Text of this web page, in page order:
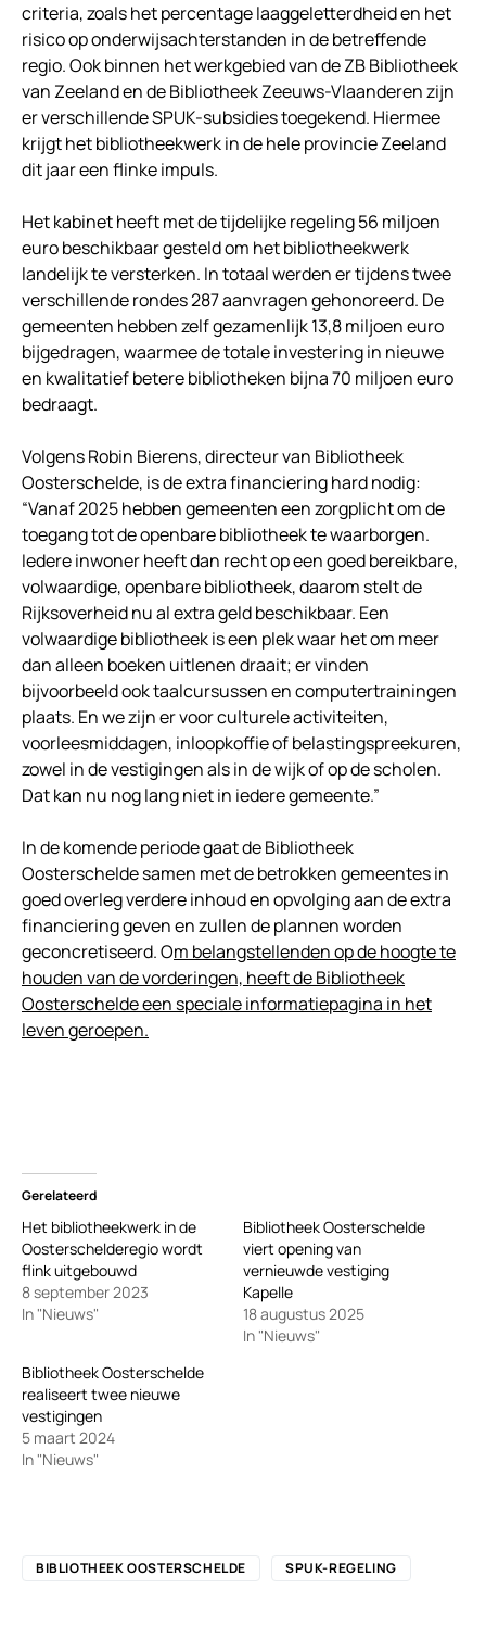
criteria, zoals het percentage laaggeletterdheid en het
risico op onderwijsachterstanden in de betreffende
regio. Ook binnen het werkgebied van de ZB Bibliotheek
van Zeeland en de Bibliotheek Zeeuws-Vlaanderen zijn
er verschillende SPUK-subsidies toegekend. Hiermee
krijgt het bibliotheekwerk in de hele provincie Zeeland
dit jaar een flinke impuls.
Het kabinet heeft met de tijdelijke regeling 56 miljoen
euro beschikbaar gesteld om het bibliotheekwerk
landelijk te versterken. In totaal werden er tijdens twee
verschillende rondes 287 aanvragen gehonoreerd. De
gemeenten hebben zelf gezamenlijk 13,8 miljoen euro
bijgedragen, waarmee de totale investering in nieuwe
en kwalitatief betere bibliotheken bijna 70 miljoen euro
bedraagt.
Volgens Robin Bierens, directeur van Bibliotheek
Oosterschelde, is de extra financiering hard nodig:
“Vanaf 2025 hebben gemeenten een zorgplicht om de
toegang tot de openbare bibliotheek te waarborgen.
Iedere inwoner heeft dan recht op een goed bereikbare,
volwaardige, openbare bibliotheek, daarom stelt de
Rijksoverheid nu al extra geld beschikbaar. Een
volwaardige bibliotheek is een plek waar het om meer
dan alleen boeken uitlenen draait; er vinden
bijvoorbeeld ook taalcursussen en computertrainingen
plaats. En we zijn er voor culturele activiteiten,
voorleesmiddagen, inloopkoffie of belastingspreekuren,
zowel in de vestigingen als in de wijk of op de scholen.
Dat kan nu nog lang niet in iedere gemeente.”
In de komende periode gaat de Bibliotheek
Oosterschelde samen met de betrokken gemeentes in
goed overleg verdere inhoud en opvolging aan de extra
financiering geven en zullen de plannen worden
geconcretiseerd. Om belangstellenden op de hoogte te
houden van de vorderingen, heeft de Bibliotheek
Oosterschelde een speciale informatiepagina in het
leven geroepen.
Gerelateerd
Het bibliotheekwerk in de
Oosterschelderegio wordt
flink uitgebouwd
8 september 2023
In "Nieuws"
Bibliotheek Oosterschelde
viert opening van
vernieuwde vestiging
Kapelle
18 augustus 2025
In "Nieuws"
Bibliotheek Oosterschelde
realiseert twee nieuwe
vestigingen
5 maart 2024
In "Nieuws"
BIBLIOTHEEK OOSTERSCHELDE SPUK-REGELING